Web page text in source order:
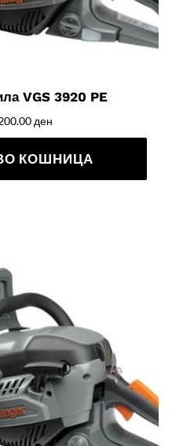
VGS 3920 PE
ден
КОШНИЦА